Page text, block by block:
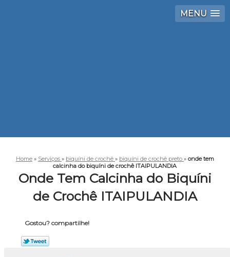
MENU
Home » Serviços » biquíni de crochê » biquíni de crochê preto » onde tem
calcinha do biquíni de crochê ITAIPULANDIA
Onde Tem Calcinha do Biquíni
de Crochê ITAIPULANDIA
Gostou? compartilhe!